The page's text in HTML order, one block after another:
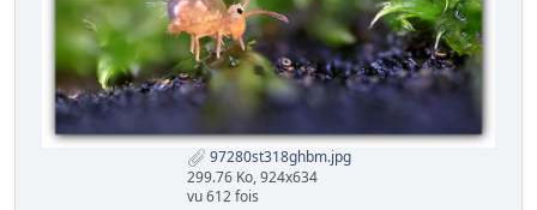
97280st318ghbm.jpg
299.76 Ko, 924x634
vu 612 fois